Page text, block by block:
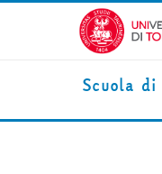
Vai al contenuto
Scuola di